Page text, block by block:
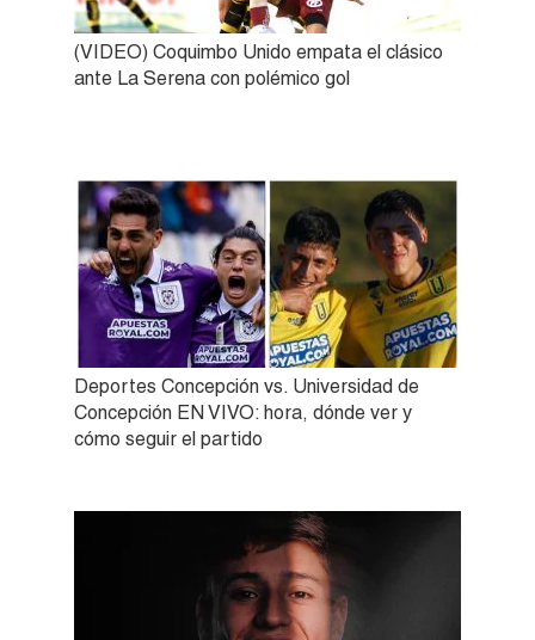
(VIDEO) Coquimbo Unido empata el clásico
ante La Serena con polémico gol
Deportes Concepción vs. Universidad de
Concepción EN VIVO: hora, dónde ver y
cómo seguir el partido